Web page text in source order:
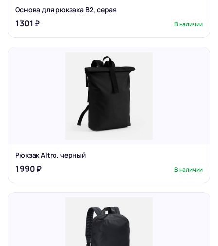
Основа для рюкзака B2, серая
1 301 ₽ В наличии
Рюкзак Altro, черный
1 990 ₽ В наличии